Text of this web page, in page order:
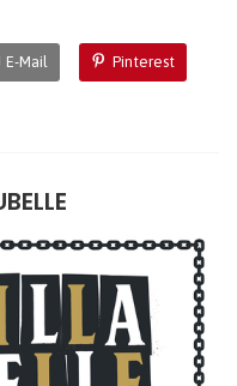
E-Mail Pinterest